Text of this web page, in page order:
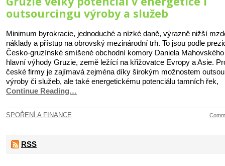
outsourcingu výroby a služeb
Minimum byrokracie, jednoduché a nízké daně, výrazně nižší
náklady a přístup na obrovský mezinárodní trh. To jsou podle
Česko-gruzínské smíšené obchodní komory Daniela Mahovského
hlavní výhody Gruzie, země ležící na křižovatce Evropy a Asie.
české firmy je zajímavá zejména díky širokým možnostem
výroby či služeb, ale také energetickému potenciálu tamních řek,
Continue Reading…
SPOŘENÍ A FINANCE
RSS